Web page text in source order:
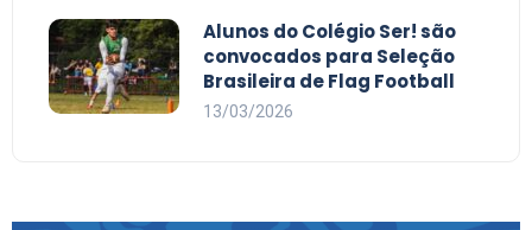
Alunos do Colégio Ser! são
convocados para Seleção
Brasileira de Flag Football
13/03/2026